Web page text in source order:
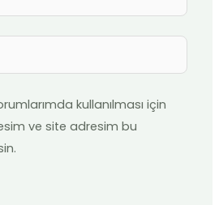
kullanılması için
ve site adresim bu